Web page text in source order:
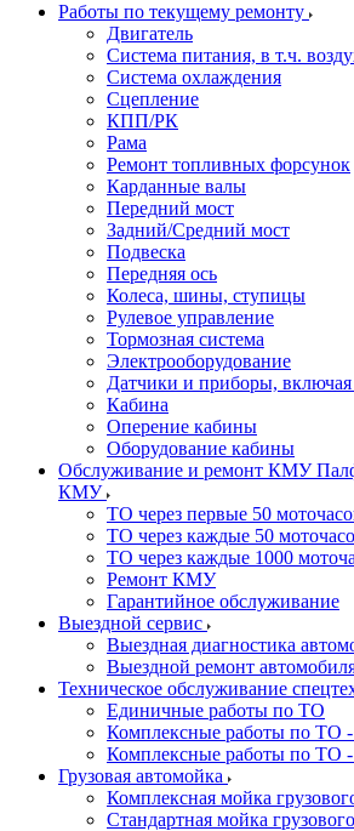
Работы по текущему ремонту
Двигатель
Система питания, в т.ч.
Система охлаждения
Сцепление
КПП/РК
Рама
Ремонт топливных форсунок
Карданные валы
Передний мост
Задний/Средний мост
Подвеска
Передняя ось
Колеса, шины, ступицы
Рулевое управление
Тормозная система
Электрооборудование
Датчики и приборы,
Кабина
Оперение кабины
Оборудование кабины
Обслуживание и ремонт КМУ
КМУ
ТО через первые 50
ТО через каждые 50
ТО через каждые 1000
Ремонт КМУ
Гарантийное обслуживание
Выездной сервис
Выездная диагностика
Выездной ремонт
Техническое обслуживание
Единичные работы по ТО
Комплексные работы по ТО -
Комплексные работы по ТО -
Грузовая автомойка
Комплексная мойка
Стандартная мойка